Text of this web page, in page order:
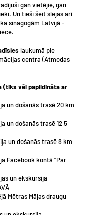
gan vietējie, gan
Un tieši šeit slejas arī
sinagogām Latvijā -
laukumā pie
centra (Atmodas
(tiks vēl papildināta ar
un došanās trasē 20 km
un došanās trasē 12,5
un došanās trasē 8 km
Facebook kontā "Par
un ekskursija
Mētras Mājas draugu